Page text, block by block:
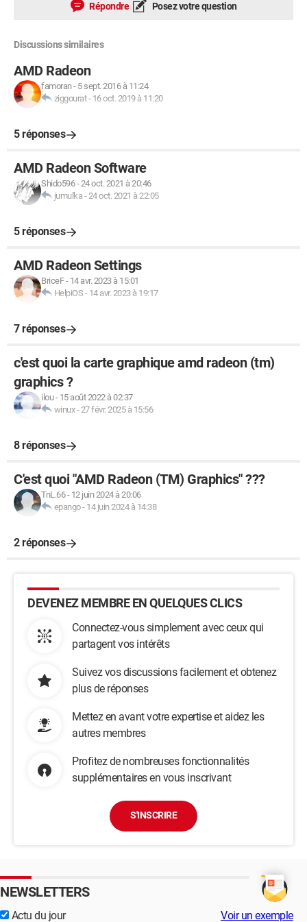
Répondre Posez votre question
Discussions similaires
AMD Radeon
famoran- 5 sept. 2016 à 11:24
ziggourat- 16 oct. 2019 à 11:20
5 réponses
AMD Radeon Software
Shido596-24 oct. 2021 à 20:46
jumulka -24 oct. 2021 à 22:05
5 réponses
AMD Radeon Settings
BriceF- 14 avr. 2023 à 15:01
HelpiOS - 14 avr. 2023 à 19:17
7 réponses
c'est quoi la carte graphique amd radeon (tm)
graphics ?
ilou- 15 août 2022 à 02:37
winux-27 févr. 2025 à 15:56
8 réponses
C'est quoi "AMD Radeon (TM) Graphics" ???
TnL.66- 12 juin 2024 à 20:06
epango- 14 juin 2024 à 14:38
2 réponses
DEVENEZ MEMBRE EN QUELQUES CLICS
Connectez-vous simplement avec ceux qui
partagent vos intérêts
Suivez vos discussions facilement et obtenez
plus de réponses
Mettez en avant votre expertise et aidez les
autres membres
Profitez de nombreuses fonctionnalités
supplémentaires en vous inscrivant
S'INSCRIRE
NEWSLETTERS
Actu du jour Voir un exemple